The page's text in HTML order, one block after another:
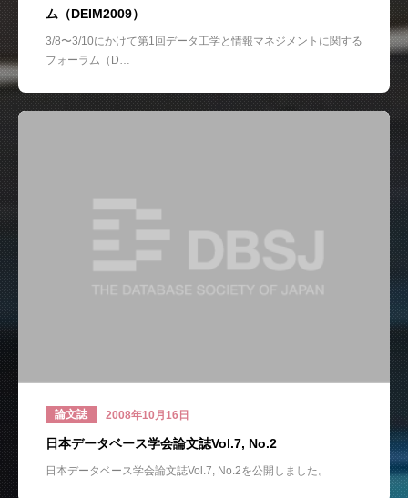
ム（DEIM2009）
3/8〜3/10にかけて第1回データ工学と情報マネジメントに関する
フォーラム（D…
論文誌 2008年10月16日
日本データベース学会論文誌Vol.7, No.2
日本データベース学会論文誌Vol.7, No.2を公開しました。